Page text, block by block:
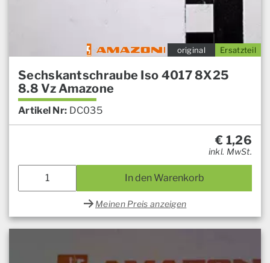
Ersatzteil
original
Sechskantschraube Iso 4017 8X25
8.8 Vz Amazone
Artikel Nr: DC035
€ 1,26
inkl. MwSt.
In den Warenkorb
Meinen Preis anzeigen